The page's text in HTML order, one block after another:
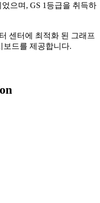
으며, GS 1등급을 취득하
센터에 최적화 된 그래프
보드를 제공합니다.